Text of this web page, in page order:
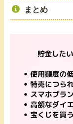
まとめ